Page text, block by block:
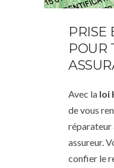
PRISE
POUR
Avec la loi
de vous
réparateur
assureur.
confier le